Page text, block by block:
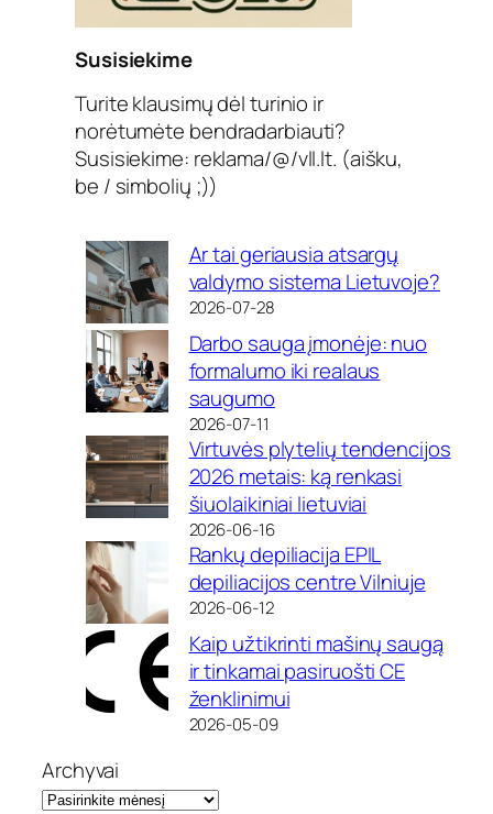
Susisiekime
Turite klausimų dėl turinio ir
norėtumėte bendradarbiauti?
Susisiekime: reklama/@/vll.lt. (aišku,
be / simbolių ;))
Ar tai geriausia atsargų
valdymo sistema Lietuvoje?
2026-07-28
Darbo sauga įmonėje: nuo
formalumo iki realaus
saugumo
2026-07-11
Virtuvės plytelių tendencijos
2026 metais: ką renkasi
šiuolaikiniai lietuviai
2026-06-16
Rankų depiliacija EPIL
depiliacijos centre Vilniuje
2026-06-12
Kaip užtikrinti mašinų saugą
ir tinkamai pasiruošti CE
ženklinimui
2026-05-09
Archyvai